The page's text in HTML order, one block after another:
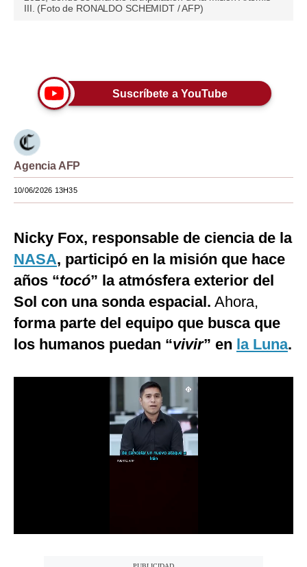
México
España
Internacional
Tecnología
Club del Suscriptor
G de Gestión
Notas Contratadas
Podcast
Gestión TV
III. (Foto de RONALDO SCHEMIDT / AFP)
Suscríbete a YouTube
Agencia AFP
10/06/2026 13H35
Nicky Fox, responsable de ciencia de la
NASA, participó en la misión que hace
años “tocó” la atmósfera exterior del
Sol con una sonda espacial. Ahora,
forma parte del equipo que busca que
los humanos puedan “vivir” en la Luna.